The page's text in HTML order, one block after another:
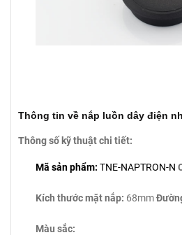
Thông tin về nắp luồn dây điện
Thông số kỹ thuật chi tiết:
Mã sản phẩm: TNE-NAPTRON-N
Kích thước mặt nắp: 68mm
Màu sắc: